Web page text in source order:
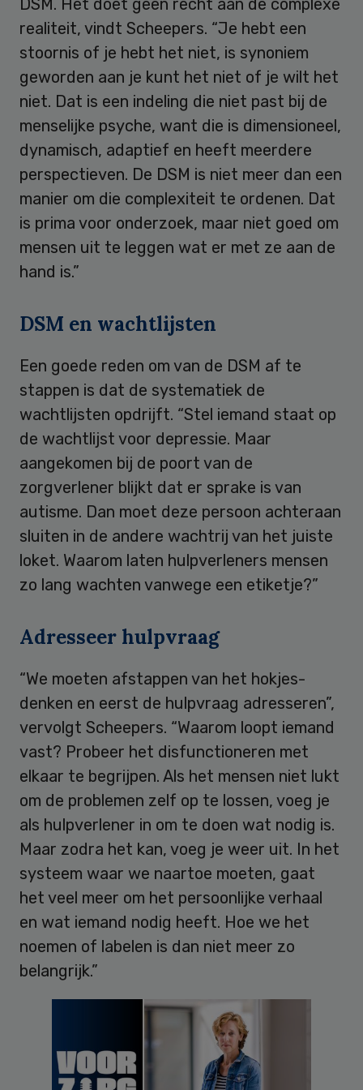
realiteit, vindt Scheepers. “Je hebt een
stoornis of je hebt het niet, is synoniem
geworden aan je kunt het niet of je wilt het
niet. Dat is een indeling die niet past bij de
menselijke psyche, want die is dimensioneel,
dynamisch, adaptief en heeft meerdere
perspectieven. De DSM is niet meer dan een
manier om die complexiteit te ordenen. Dat
is prima voor onderzoek, maar niet goed om
mensen uit te leggen wat er met ze aan de
hand is.”
DSM en wachtlijsten
Een goede reden om van de DSM af te
stappen is dat de systematiek de
wachtlijsten opdrijft. “Stel iemand staat op
de wachtlijst voor depressie. Maar
aangekomen bij de poort van de
zorgverlener blijkt dat er sprake is van
autisme. Dan moet deze persoon achteraan
sluiten in de andere wachtrij van het juiste
loket. Waarom laten hulpverleners mensen
zo lang wachten vanwege een etiketje?”
Adresseer hulpvraag
“We moeten afstappen van het hokjes-
denken en eerst de hulpvraag adresseren”,
vervolgt Scheepers. “Waarom loopt iemand
vast? Probeer het disfunctioneren met
elkaar te begrijpen. Als het mensen niet lukt
om de problemen zelf op te lossen, voeg je
als hulpverlener in om te doen wat nodig is.
Maar zodra het kan, voeg je weer uit. In het
systeem waar we naartoe moeten, gaat
het veel meer om het persoonlijke verhaal
en wat iemand nodig heeft. Hoe we het
noemen of labelen is dan niet meer zo
belangrijk.”